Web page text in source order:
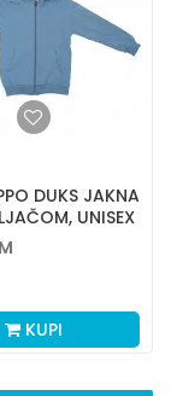
DUKS JAKNA
UNISEX
KUPI